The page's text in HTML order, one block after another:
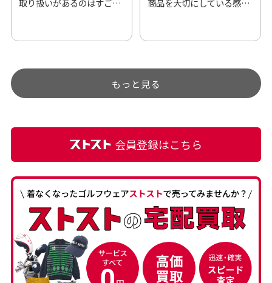
す。
うぐらい目立つことなく綺
麗な商品でお安く購入でき
もっと見る
会員登録はこちら